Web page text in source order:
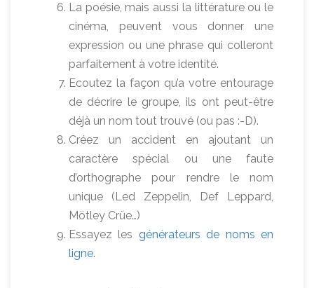
La poésie, mais aussi la littérature ou le
cinéma, peuvent vous donner une
expression ou une phrase qui colleront
parfaitement à votre identité.
Ecoutez la façon qu’a votre entourage
de décrire le groupe, ils ont peut-être
déjà un nom tout trouvé (ou pas :-D).
Créez un accident en ajoutant un
caractère spécial ou une faute
d’orthographe pour rendre le nom
unique (Led Zeppelin, Def Leppard,
Mötley Crüe…)
Essayez les générateurs de noms en
ligne.